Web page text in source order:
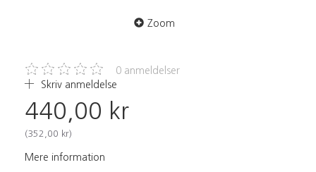
Zoom
0 anmeldelser
Skriv anmeldelse
440,00 kr
(352,00 kr)
Mere information